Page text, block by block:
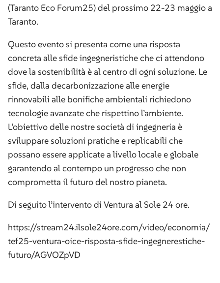
(Taranto Eco Forum25) del prossimo 22-23 maggio a
Taranto.
Questo evento si presenta come una risposta
concreta alle sfide ingegneristiche che ci attendono
dove la sostenibilità è al centro di ogni soluzione. Le
sfide, dalla decarbonizzazione alle energie
rinnovabili alle bonifiche ambientali richiedono
tecnologie avanzate che rispettino l’ambiente.
L’obiettivo delle nostre società di ingegneria è
sviluppare soluzioni pratiche e replicabili che
possano essere applicate a livello locale e globale
garantendo al contempo un progresso che non
comprometta il futuro del nostro pianeta.
Di seguito l’intervento di Ventura al Sole 24 ore.
https://stream24.ilsole24ore.com/video/economia/
tef25-ventura-oice-risposta-sfide-ingegnerestiche-
futuro/AGVOZpVD